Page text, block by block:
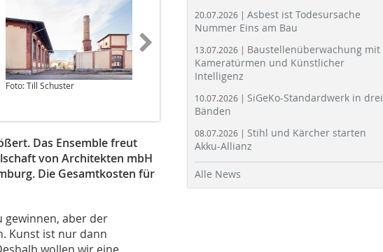
Foto: Till Schuster
Zeichnungen: Peter Zirkel
Gesellschaft von Architekten
von Architekten
Das Ensemble freut
von Architekten mbH
Die Gesamtkosten für
gewinnen, aber der
Kunst ist nur dann
20.07.2026 | Asbest ist Todesursache
Nummer Eins am Bau
13.07.2026 | Baustellenüberwachung mit
Kameratürmen und Künstlicher
Intelligenz
10.07.2026 | SiGeKo-Standardwerk in drei
Bänden
08.07.2026 | Stihl und Kärcher starten
Akku-Allianz
Alle News